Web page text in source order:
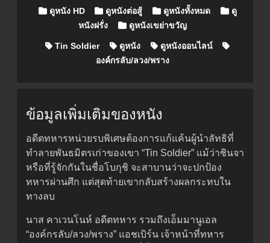
Posted in
ดูหนัง HD ดูหนังต่อสู้ ดูหนังทั้งหมด
ดู
หนังฝรั่ง
ดูหนังเขย่าขวัญ
Tin Soldier ดูหนัง
ดูหนังออนไลน์
องค์กรลับ/ลวง/พราง
ข้อมูลเพิ่มเติมของหนัง
อดีตทหารหน่วยรบพิเศษต้องการแก้แค้นผู้นำลัทธิที่
ทำลายพันธมิตรเก่าของเขา “Tin Soldier” แม้ว่าชินจา
หรือที่รู้จักกันในชื่อโบกุชิ จะสาบานว่าจะปกป้อง
ทหารผ่านศึก แต่สุดท้ายเขากลับสร้างผลกระทบใน
ทางลบ
นาส คาเวนโนห์ อดีตทหาร รวมถึงเอ็มมานูเอล
“องค์กรลับ/ลวง/พราง” แอชเบิร์น เจ้าหน้าที่ทหาร